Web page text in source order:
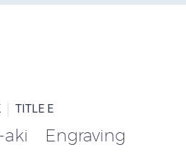
TITLE E
aki Engraving